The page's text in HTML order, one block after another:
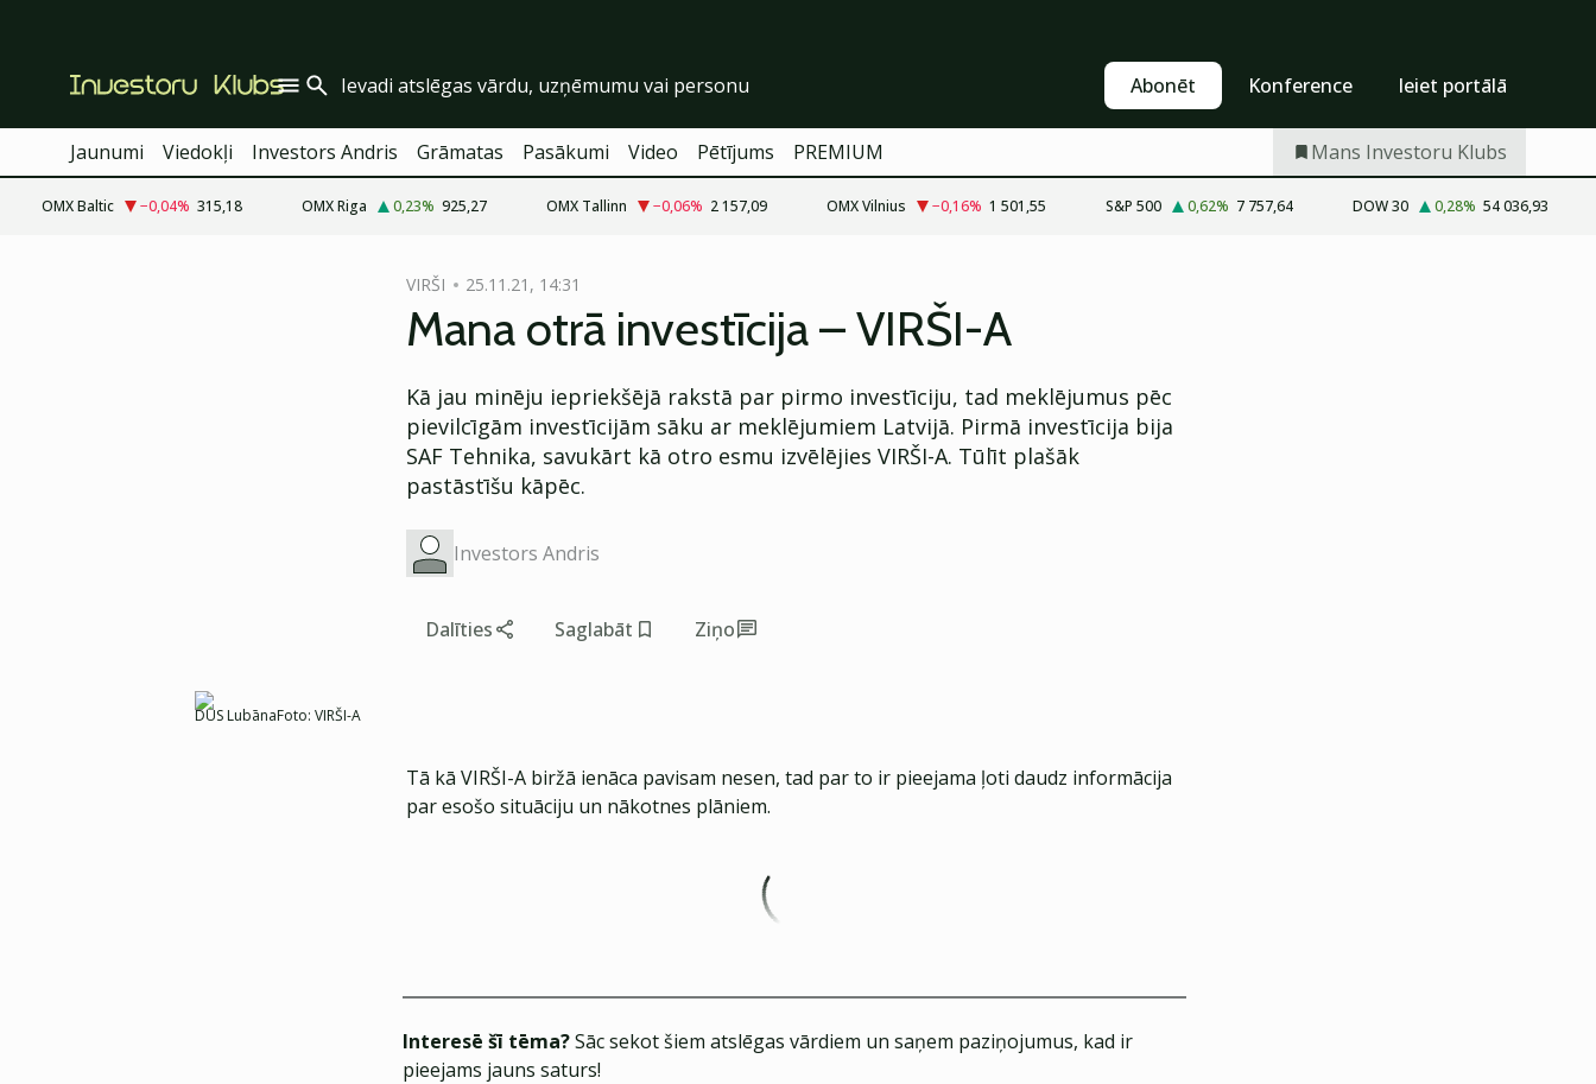
Abonēt Konference Ieiet portālā
Jaunumi Viedokļi Investors Andris Grāmatas Pasākumi Video Pētījums PREMIUM Mans Investoru Klubs
OMX Baltic −0,04% 315,18 OMX Riga 0,23% 925,27 OMX Tallinn −0,06% 2 157,09 OMX Vilnius −0,16% 1 501,55 S&P 500 0,62% 7 757,64 DOW 30 0,28% 54 036,93
VIRŠI 25.11.21, 14:31
Mana otrā investīcija – VIRŠI-A
Kā jau minēju iepriekšējā rakstā par pirmo investīciju, tad meklējumus pēc
pievilcīgām investīcijām sāku ar meklējumiem Latvijā. Pirmā investīcija bija
SAF Tehnika, savukārt kā otro esmu izvēlējies VIRŠI-A. Tūlīt plašāk
pastāstīšu kāpēc.
Investors Andris
Dalīties Saglabāt Ziņo
DUS LubānaFoto: VIRŠI-A
Tā kā VIRŠI-A biržā ienāca pavisam nesen, tad par to ir pieejama ļoti daudz informācija
par esošo situāciju un nākotnes plāniem.
Interesē šī tēma?Sāc sekot šiem atslēgas vārdiem un saņem paziņojumus, kad ir
pieejams jauns saturs!